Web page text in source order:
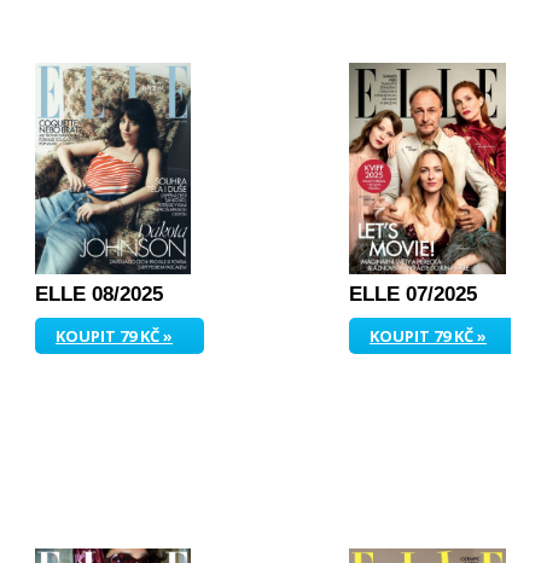
ELLE 08/2025
KOUPIT 79 KČ »
ELLE 07/2025
KOUPIT 79 KČ »